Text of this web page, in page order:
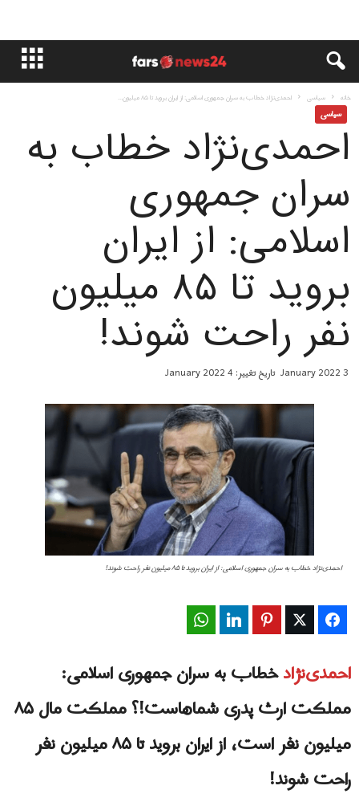
خانه سياسى احمدی‌نژاد خطاب به سران جمهورى اسلامى: از ایران بروید تا ۸۵ میلیون...
سياسى
احمدی‌نژاد خطاب به
سران جمهورى
اسلامى: از ایران
بروید تا ۸۵ میلیون
نفر راحت شوند!
3 January 2022 تاریخ تغییر: 4 January 2022
احمدی‌نژاد خطاب به سران جمهورى اسلامى: از ایران بروید تا ۸۵ میلیون نفر راحت شوند!
Facebook
Twitter
Pinterest
LinkedIn
احمدی‌نژادخطاب به سران جمهورى اسلامى:
مملکت ارث پدری شماهاست!؟ مملکت مال ۸۵
میلیون نفر است، از ایران بروید تا ۸۵ میلیون نفر
راحت شوند!